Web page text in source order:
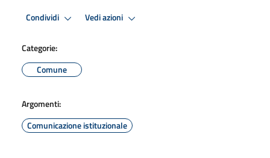
Condividi Vedi azioni
Categorie:
Comune
Argomenti:
Comunicazione istituzionale